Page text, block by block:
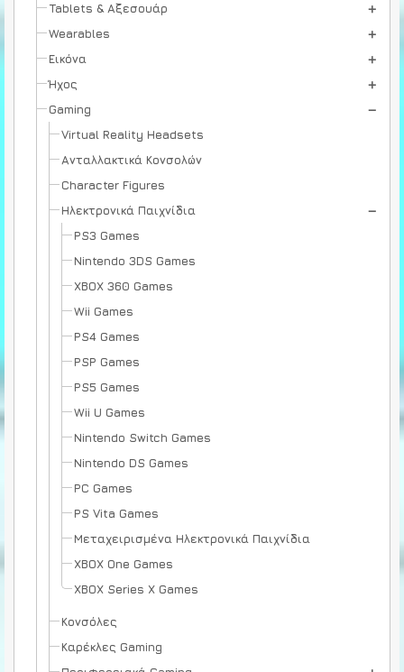
Tablets & Αξεσουάρ
Wearables
Εικόνα
Ήχος
Gaming
Virtual Reality Headsets
Ανταλλακτικά Κονσολών
Character Figures
Ηλεκτρονικά Παιχνίδια
PS3 Games
Nintendo 3DS Games
XBOX 360 Games
Wii Games
PS4 Games
PSP Games
PS5 Games
Wii U Games
Nintendo Switch Games
Nintendo DS Games
PC Games
PS Vita Games
Μεταχειρισμένα Ηλεκτρονικά Παιχνίδια
XBOX One Games
XBOX Series X Games
Κονσόλες
Καρέκλες Gaming